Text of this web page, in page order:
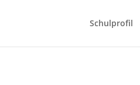
Schulprofil